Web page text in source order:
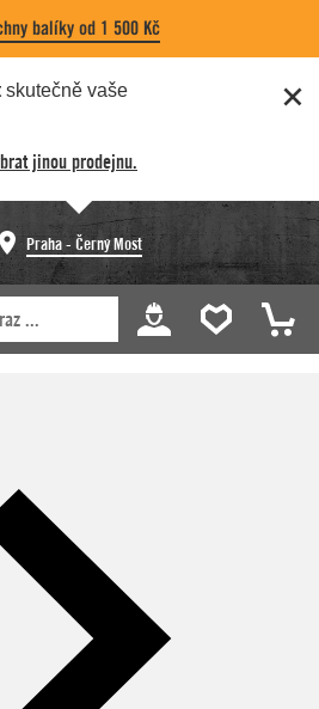
balíky od 1 500 Kč
skutečně vaše
jinou prodejnu.
Praha - Černý Most